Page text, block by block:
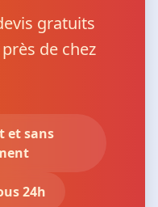
gratuits
de chez
et sans
24h